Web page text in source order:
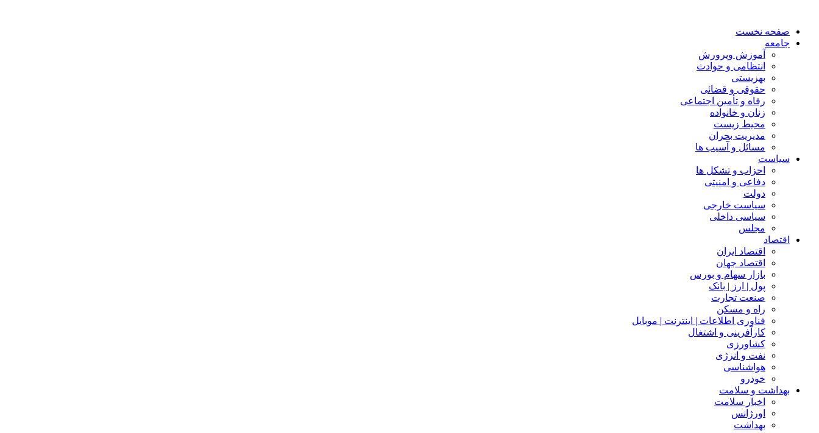
صفحه نخست
جامعه
آموزش وپرورش
انتظامی و حوادث
بهزیستی
حقوقی و قضائی
رفاه و تأمین اجتماعی
زنان و خانواده
محیط زیست
مدیریت بحران
مسائل و آسیب ها
سیاست
احزاب و تشکل ها
دفاعی و امنیتی
دولت
سیاست خارجی
سیاسی داخلی
مجلس
اقتصاد
اقتصاد ایران
اقتصاد جهان
بازار سهام و بورس
پول | ارز | بانک
صنعت تجارت
راه و مسکن
فناوری اطلاعات | اینترنت | موبایل
کارآفرینی و اشتغال
کشاورزی
نفت و انرژی
هواشناسی
خودرو
بهداشت و سلامت
اخبار سلامت
اورژانس
بهداشت